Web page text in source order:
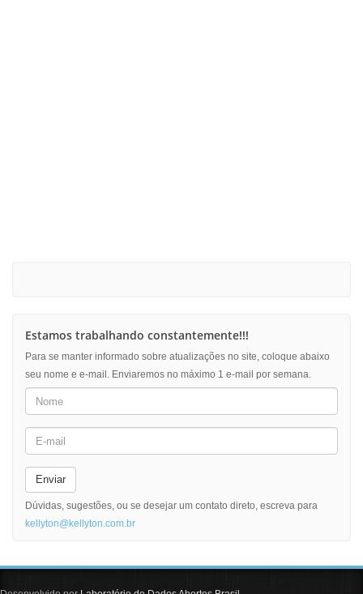
Estamos trabalhando constantemente!!!
Para se manter informado sobre atualizações no site, coloque abaixo
seu nome e e-mail. Enviaremos no máximo 1 e-mail por semana.
Enviar
Dúvidas, sugestões, ou se desejar um contato direto, escreva para
kellyton@kellyton.com.br